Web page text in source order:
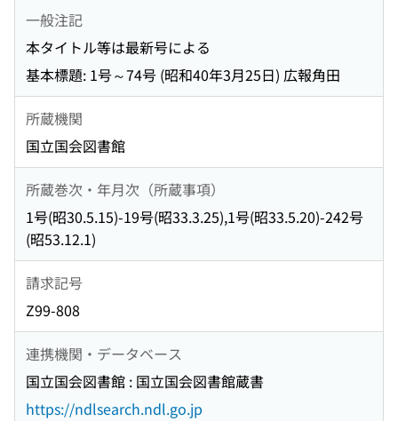
一般注記
本タイトル等は最新号による
基本標題: 1号～74号 (昭和40年3月25日) 広報角田
所蔵機関
国立国会図書館
所蔵巻次・年月次（所蔵事項）
1号(昭30.5.15)-19号(昭33.3.25),1号(昭33.5.20)-242号
(昭53.12.1)
請求記号
Z99-808
連携機関・データベース
国立国会図書館 : 国立国会図書館蔵書
https://ndlsearch.ndl.go.jp